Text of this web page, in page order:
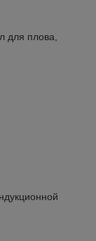
для плова,